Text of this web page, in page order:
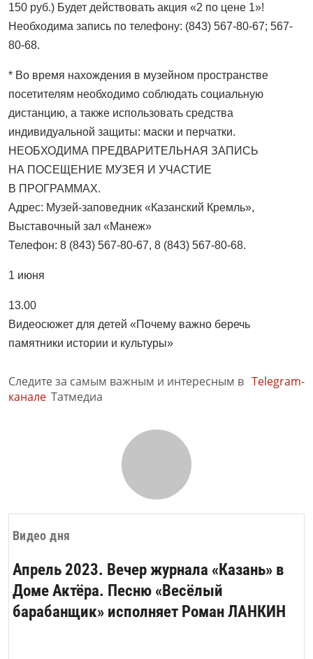
Видео дня
Апрель 2023. Вечер журнала «Казань» в
Доме Актёра. Песню «Весёлый
барабанщик» исполняет Роман ЛАНКИН
150 руб.) Будет действовать акция «2 по цене 1»!
Необходима запись по телефону: (843) 567-80-67; 567-
80-68.
* Во время нахождения в музейном пространстве
посетителям необходимо соблюдать социальную
дистанцию, а также использовать средства
индивидуальной защиты: маски и перчатки.
НЕОБХОДИМА ПРЕДВАРИТЕЛЬНАЯ ЗАПИСЬ
НА ПОСЕЩЕНИЕ МУЗЕЯ И УЧАСТИЕ
В ПРОГРАММАХ.
Адрес: Музей-заповедник «Казанский Кремль»,
Выставочный зал «Манеж»
Телефон: 8 (843) 567-80-67, 8 (843) 567-80-68.
1 июня
13.00
Видеосюжет для детей «Почему важно беречь
памятники истории и культуры»
Следите за самым важным и интересным в Telegram-
канале Татмедиа